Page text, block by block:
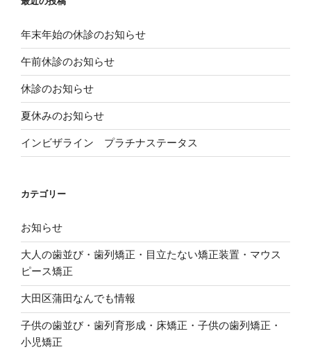
て
さ
い
(
新
し
い
ウ
ィ
ン
ウ
で
開
き
ま
す
ィ
ン
ド
ウ
で
開
き
ま
す
ド
ウ
で
開
き
ま
年末年始の休診のお知らせ
午前休診のお知らせ
休診のお知らせ
夏休みのお知らせ
インビザライン プラチナステータス
カテゴリー
お知らせ
大人の歯並び・歯列矯正・目立たない矯正装置・マウス
ピース矯正
大田区蒲田なんでも情報
子供の歯並び・歯列育形成・床矯正・子供の歯列矯正・
小児矯正